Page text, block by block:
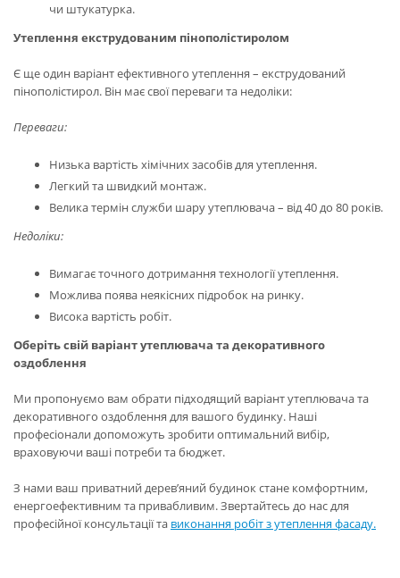
чи штукатурка.
Утеплення екструдованим пінополістиролом
Є ще один варіант ефективного утеплення – екструдований
пінополістирол. Він має свої переваги та недоліки:
Переваги:
Низька вартість хімічних засобів для утеплення.
Легкий та швидкий монтаж.
Велика термін служби шару утеплювача – від 40 до 80 років.
Недоліки:
Вимагає точного дотримання технології утеплення.
Можлива поява неякісних підробок на ринку.
Висока вартість робіт.
Оберіть свій варіант утеплювача та декоративного
оздоблення
Ми пропонуємо вам обрати підходящий варіант утеплювача та
декоративного оздоблення для вашого будинку. Наші
професіонали допоможуть зробити оптимальний вибір,
враховуючи ваші потреби та бюджет.
З нами ваш приватний дерев’яний будинок стане комфортним,
енергоефективним та привабливим. Звертайтесь до нас для
професійної консультації та виконання робіт з утеплення фасаду.